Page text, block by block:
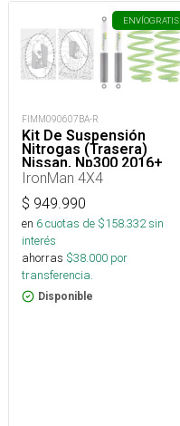
ENVÍOGRATIS
FIMM090607BA-R
Kit De Suspensión
Nitrogas (Trasera)
Nissan, Np300 2016+
IronMan 4X4
$ 949.990
en 6cuotas de $158.332sin
interés
ahorras $38.000 por
transferencia.
Disponible